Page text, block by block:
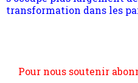
quant à nous déjà basculé
articles pour être apte à
vous le pouvez faîtes